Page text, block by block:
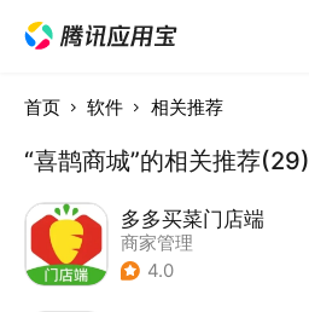
首页 软件 相关推荐
“喜鹊商城”的相关推荐(29)
多多买菜门店端
商家管理
4.0